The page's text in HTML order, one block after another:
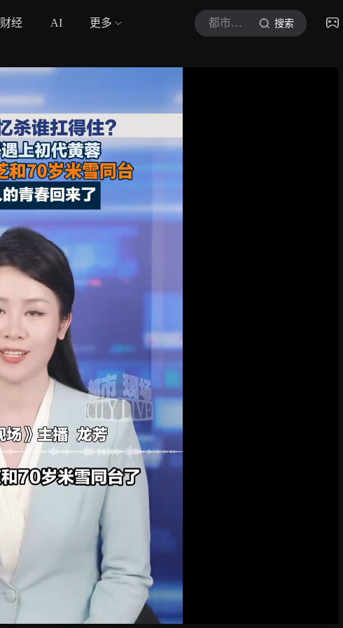
财经 AI 更多 都市现场 搜索